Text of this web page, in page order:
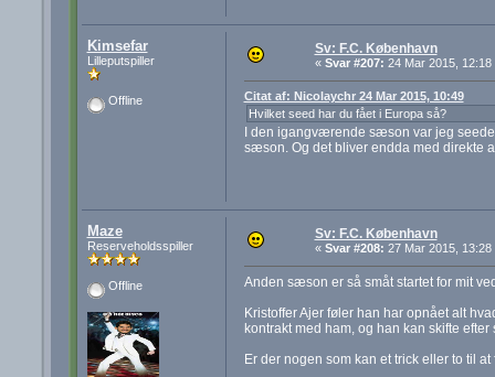
Kimsefar
Lilleputspiller
Offline
Sv: F.C. København
« Svar #207: 24 Mar 2015, 12:18
Citat af: Nicolaychr 24 Mar 2015, 10:49
Hvilket seed har du fået i Europa så?
I den igangværende sæson var jeg
sæson. Og det bliver endda med direkte
Maze
Reserveholdsspiller
Offline
Sv: F.C. København
« Svar #208: 27 Mar 2015, 13:28
Anden sæson er så småt startet for mit
Kristoffer Ajer føler han har opnået alt
kontrakt med ham, og han kan skifte
Er der nogen som kan et trick eller to til